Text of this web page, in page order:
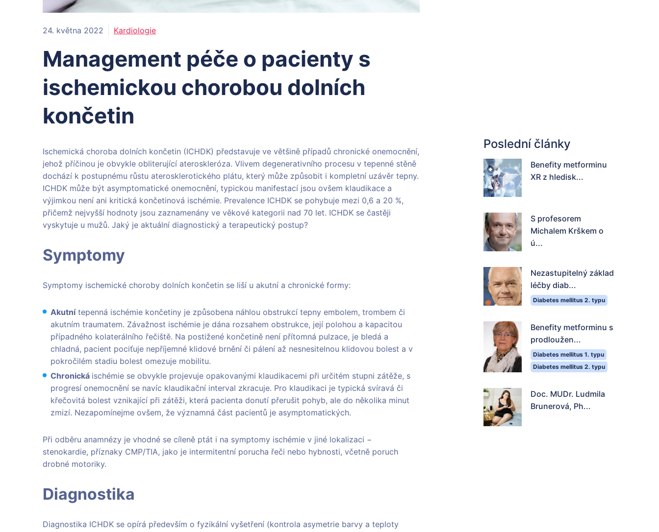
24. května 2022 Kardiologie
Management péče o pacienty s
ischemickou chorobou dolních
končetin
Ischemická choroba dolních končetin (ICHDK) představuje ve většině případů chronické onemocnění,
jehož příčinou je obvykle obliterující ateroskleróza. Vlivem degenerativního procesu v tepenné stěně
dochází k postupnému růstu aterosklerotického plátu, který může způsobit i kompletní uzávěr tepny.
ICHDK může být asymptomatické onemocnění, typickou manifestací jsou ovšem klaudikace a
výjimkou není ani kritická končetinová ischémie. Prevalence ICHDK se pohybuje mezi 0,6 a 20 %,
přičemž nejvyšší hodnoty jsou zaznamenány ve věkové kategorii nad 70 let. ICHDK se častěji
vyskytuje u mužů. Jaký je aktuální diagnostický a terapeutický postup?
Symptomy
Symptomy ischemické choroby dolních končetin se liší u akutní a chronické formy:
Akutnítepenná ischémie končetiny je způsobena náhlou obstrukcí tepny embolem, trombem či
akutním traumatem. Závažnost ischémie je dána rozsahem obstrukce, její polohou a kapacitou
případného kolaterálního řečiště. Na postižené končetině není přítomná pulzace, je bledá a
chladná, pacient pociťuje nepříjemné klidové brnění či pálení až nesnesitelnou klidovou bolest a v
pokročilém stadiu bolest omezuje mobilitu.
Chronická ischémie se obvykle projevuje opakovanými klaudikacemi při určitém stupni zátěže, s
progresí onemocnění se navíc klaudikační interval zkracuje. Pro klaudikaci je typická svíravá či
křečovitá bolest vznikající při zátěži, která pacienta donutí přerušit pohyb, ale do několika minut
zmizí. Nezapomínejme ovšem, že významná část pacientů je asymptomatických.
Při odběru anamnézy je vhodné se cíleně ptát i na symptomy ischémie v jiné lokalizaci −
stenokardie, příznaky CMP/TIA, jako je intermitentní porucha řeči nebo hybnosti, včetně poruch
drobné motoriky.
Diagnostika
Diagnostika ICHDK se opírá především o fyzikální vyšetření (kontrola asymetrie barvy a teploty
Poslední články
Benefity metforminu
XR z hledisk...
S profesorem
Michalem Krškem o
ú...
Nezastupitelný základ
léčby diab...
Diabetes mellitus 2. typu
Benefity metforminu s
prodloužen...
Diabetes mellitus 1. typu
Diabetes mellitus 2. typu
Doc. MUDr. Ludmila
Brunerová, Ph...